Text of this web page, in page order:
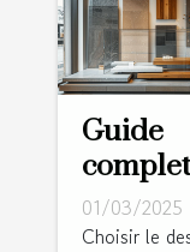
Guide
complet
pour
choisir
01/03/2025
Choisir le